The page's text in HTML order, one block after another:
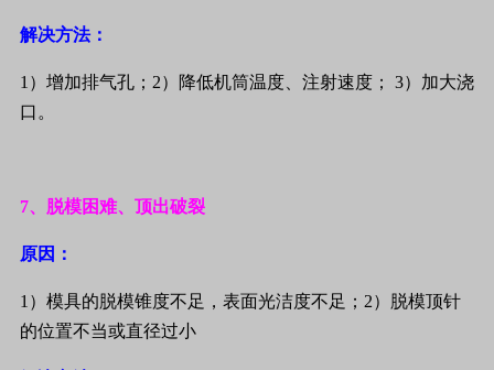
解决方法：
1 ）增加排气孔； 2）降低机筒温度、注射速度； 3）加大浇
口。
7、脱模困难、顶出破裂
原因：
1 ）模具的脱模锥度不足，表面光洁度不足； 2）脱模顶针
的位置不当或直径过小